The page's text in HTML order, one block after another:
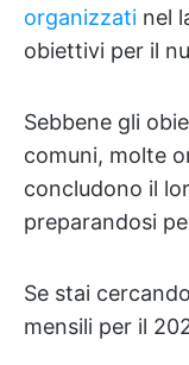
organizzati nel
obiettivi per il
Sebbene gli
comuni, molte
concludono il
preparandosi
Se stai
mensili per il